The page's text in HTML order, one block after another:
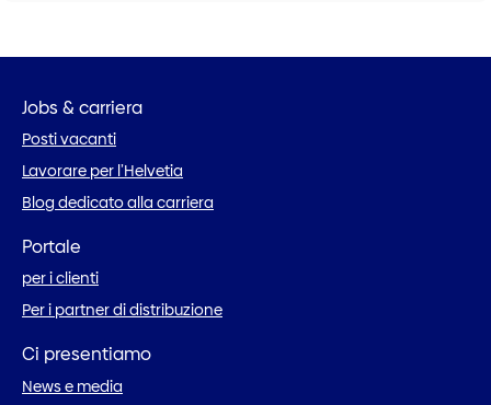
Jobs & carriera
Posti vacanti
Lavorare per l’Helvetia
Blog dedicato alla carriera
Portale
per i clienti
Per i partner di distribuzione
Ci presentiamo
News e media